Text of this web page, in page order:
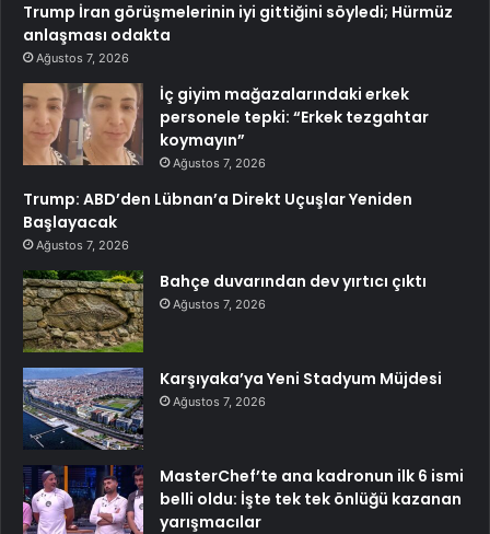
Trump İran görüşmelerinin iyi gittiğini söyledi; Hürmüz
anlaşması odakta
Ağustos 7, 2026
İç giyim mağazalarındaki erkek
personele tepki: “Erkek tezgahtar
koymayın”
Ağustos 7, 2026
Trump: ABD’den Lübnan’a Direkt Uçuşlar Yeniden
Başlayacak
Ağustos 7, 2026
Bahçe duvarından dev yırtıcı çıktı
Ağustos 7, 2026
Karşıyaka’ya Yeni Stadyum Müjdesi
Ağustos 7, 2026
MasterChef’te ana kadronun ilk 6 ismi
belli oldu: İşte tek tek önlüğü kazanan
yarışmacılar